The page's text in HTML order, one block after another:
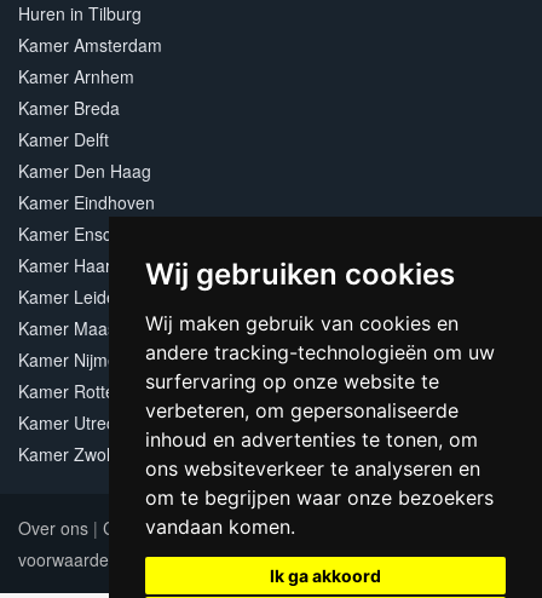
Wij gebruiken cookies
Wij maken gebruik van cookies en
andere tracking-technologieën om uw
surfervaring op onze website te
verbeteren, om gepersonaliseerde
inhoud en advertenties te tonen, om
ons websiteverkeer te analyseren en
om te begrijpen waar onze bezoekers
vandaan komen.
Ik ga akkoord
Huren in Tilburg
Kamer Amsterdam
Kamer Arnhem
Kamer Breda
Kamer Delft
Kamer Den Haag
Kamer Eindhoven
Kamer Enschede
Kamer Haarlem
Kamer Leiden
Kamer Maastricht
Kamer Nijmegen
Kamer Rotterdam
Kamer Utrecht
Kamer Zwolle
Over ons | Contact|Adverteren|Sitemap
voorwaarden
Update cookies preferences